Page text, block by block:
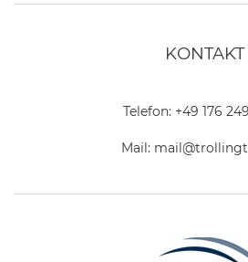
KONTAKT
Telefon: +49 176
Mail: